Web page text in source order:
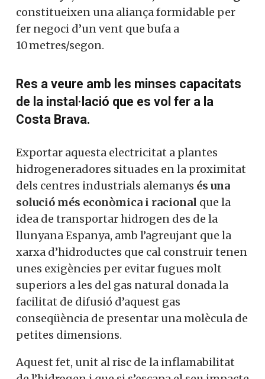
suficient electricitat si vol per abastir a 40
milions d’habitants. I junt amb la mateixa
Alemanya, Països Baixos, Suècia i
formidable per fer negoci d’un vent que
bufa a 10 metres/segon.
capacitats de la instal·lació que es vol
fer a la Costa Brava.
Exportar aquesta electricitat a plantes
hidrogeneradores situades en la
proximitat dels centres industrials
alemanysés una solució més econòmica i
racionalque la idea de transportar
hidrogen des de la llunyana Espanya, amb
l’agreujant que la xarxa d’hidroductes que
cal construir tenen unes exigències per
evitar fugues molt superiors a les del gas
natural donada la facilitat de difusió
d’aquest gas conseqüència de presentar
membre actiu de la nostra
comunitat.
Si, vull col·laborar activament